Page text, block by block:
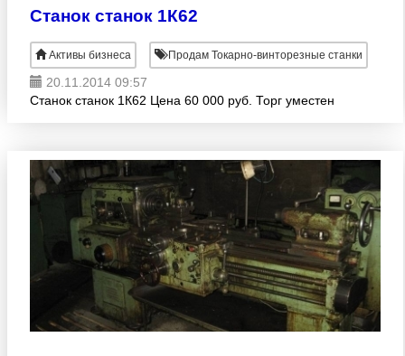
Станок станок 1К62
Активы бизнеса Продам Токарно-винторезные станки
20.11.2014 09:57
Станок станок 1К62 Цена 60 000 руб. Торг уместен